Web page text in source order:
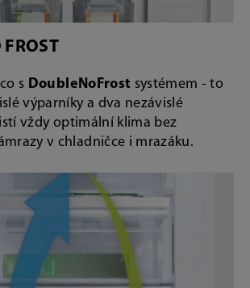
FROST
s DoubleNoFrost systémem - to
výparníky a dva nezávislé
vždy optimální klima bez
v chladničce i mrazáku.